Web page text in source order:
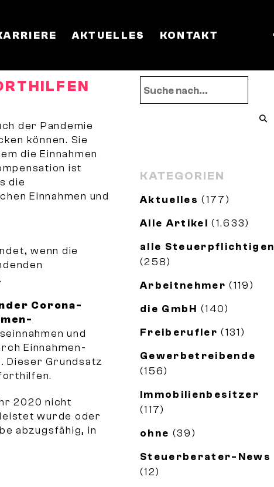
AKTUELLES KONTAKT
der Pandemie
können. Sie
die Einnahmen
ist
die
Einnahmen und
wenn die
Corona-
und
Einnahmen-
Dieser Grundsatz
2020 nicht
wurde oder
abzugsfähig, in
KATEGORIEN
Aktuelles (177)
Alle Artikel (1.633)
alle Steuerpflichtigen
(258)
Arbeitnehmer (119)
die GmbH (140)
Freiberufler (131)
Gewerbetreibende
(156)
Immobilienbesitzer
(117)
ohne (39)
Steuerberater-News
(12)